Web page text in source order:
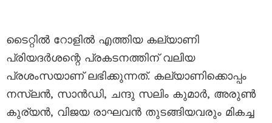
ടൈറ്റിൽ റോളിൽ എത്തിയ കല്യാണി
പ്രിയദർശന്റെ പ്രകടനത്തിന് വലിയ
പ്രശംസയാണ് ലഭിക്കുന്നത്. കല്യാണിക്കൊപ്പം
നസ്‌ലൻ, സാൻഡി, ചന്ദു സലിം കുമാർ, അരുൺ
കുര്യൻ, വിജയ രാഘവൻ തുടങ്ങിയവരും മികച്ച